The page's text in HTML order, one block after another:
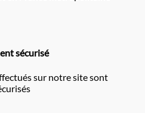
sécurisé
sur notre site sont